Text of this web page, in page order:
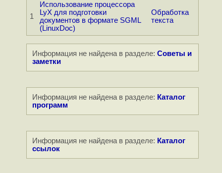
1
Использование процессора
LyX для подготовки
документов в формате SGML
(LinuxDoc)
Обработка
текста
Информация не найдена в разделе: Советы и
заметки
Информация не найдена в разделе: Каталог
программ
Информация не найдена в разделе: Каталог
ссылок